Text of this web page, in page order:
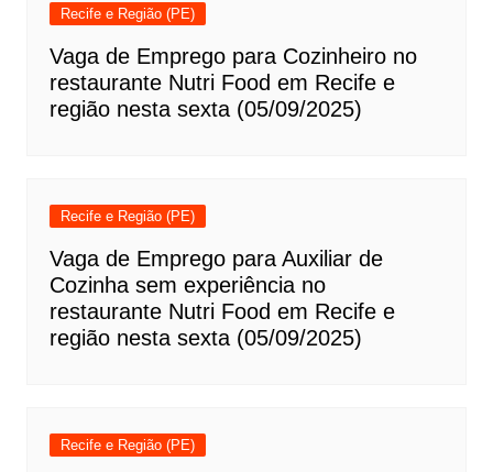
Recife e Região (PE)
Vaga de Emprego para Cozinheiro no
restaurante Nutri Food em Recife e
região nesta sexta (05/09/2025)
Recife e Região (PE)
Vaga de Emprego para Auxiliar de
Cozinha sem experiência no
restaurante Nutri Food em Recife e
região nesta sexta (05/09/2025)
Recife e Região (PE)